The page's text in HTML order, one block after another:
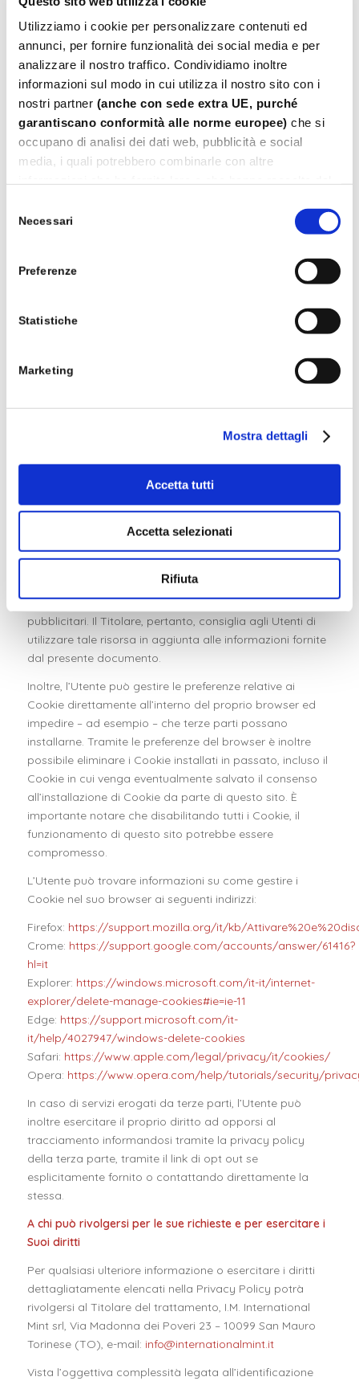
Utilizziamo i cookie per personalizzare contenuti ed
annunci, per fornire funzionalità dei social media e per
analizzare il nostro traffico. Condividiamo inoltre
informazioni sul modo in cui utilizza il nostro sito con i
nostri partner (anche con sede extra UE, purché
garantiscano conformità alle norme europee) che si
occupano di analisi dei dati web, pubblicità e social
media, i quali potrebbero combinarle con altre
LeggiCookie Policy.
delNecessari
Preferenze
Statistiche
Marketing
Mostra dettagli
Accetta tutti
Accetta selezionati
Rifiuta
Il tuo stato attuale: Rifiuta.
Modifica consenso
Dichiarazione Cookie aggiornata l'ultima volta il
15/07/2026 daCookiebot
Necessari (1)
I cookie necessari contribuiscono a rendere fruibile il
navigazione sulle pagine e l'accesso alle aree protette
MASSIMA
CookieCon
cookie dell'utente
1 anno
Fermo restando quanto precede, il Titolare informa che
tale servizio è possibile gestire le preferenze di
tracciamento della maggior parte degli strumenti
pubblicitari. Il Titolare, pertanto, consiglia agli Utenti di
utilizzare tale risorsa in aggiunta alle informazioni fornite
dal presente documento.
Inoltre, l’Utente può gestire le preferenze relative ai
Cookie direttamente all’interno del proprio browser ed
impedire – ad esempio – che terze parti possano
installarne. Tramite le preferenze del browser è inoltre
possibile eliminare i Cookie installati in passato, incluso il
Cookie in cui venga eventualmente salvato il consenso
all’installazione di Cookie da parte di questo sito. È
importante notare che disabilitando tutti i Cookie, il
funzionamento di questo sito potrebbe essere
compromesso.
L’Utente può trovare informazioni su come gestire i
Cookie nel suo browser ai seguenti indirizzi:
Firefox: https://support.mozilla.org/it/kb/
Crome: https://support.google.com/accounts/answer/61416?
hl=it
Explorer: https://windows.microsoft.com/it-it/internet-
explorer/delete-manage-cookies#ie=ie-11
Edge: https://support.microsoft.com/it-
it/help/4027947/windows-delete-cookies
Safari: https://www.apple.com/legal/privacy/it/cookies/
Opera: https://www.opera.com/help/tutorials/security/
In caso di servizi erogati da terze parti, l’Utente può
inoltre esercitare il proprio diritto ad opporsi al
tracciamento informandosi tramite la privacy policy
della terza parte, tramite il link di opt out se
esplicitamente fornito o contattando direttamente la
stessa.
A chi può rivolgersi per le sue richieste e per esercitare i
Suoi diritti
Per qualsiasi ulteriore informazione o esercitare i diritti
dettagliatamente elencati nella Privacy Policy potrà
rivolgersi al Titolare del trattamento, I.M. International
Mint srl, Via Madonna dei Poveri 23 – 10099 San Mauro
Torinese (TO), e-mail: info@internationalmint.it
Vista l’oggettiva complessità legata all’identificazione